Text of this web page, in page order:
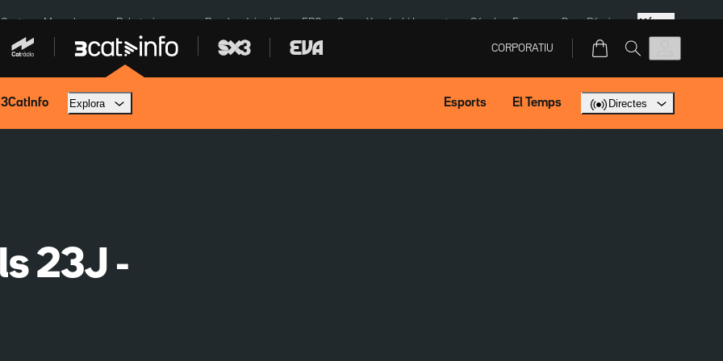
Mercabarna Robatoris coure Bombardejos Kíiv ERC SpaceX Isaki Lacuesta Sánchez Europa Dron Rússia Més
CORPORATIU
3CatInfo Explora Esports El Temps Directes
23J -